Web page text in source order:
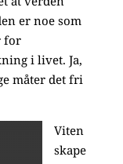
er noe som
for
i livet. Ja,
måter det fri
Viten
skape